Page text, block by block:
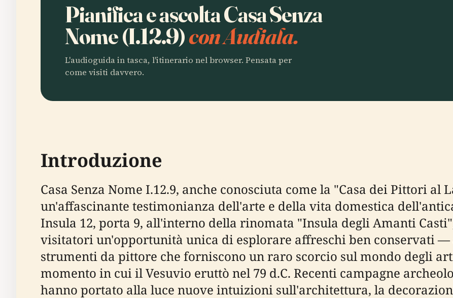
Pianifica e ascolta Casa Senza
Nome (I.12.9)con Audiala.
L'audioguida in tasca, l'itinerario nel browser. Pensata per
come visiti davvero.
Introduzione
Casa Senza Nome I.12.9, anche conosciuta come la "Casa dei Pittori al
un'affascinante testimonianza dell'arte e della vita domestica
Insula 12, porta 9, all'interno della rinomata "Insula degli Amanti
visitatori un'opportunità unica di esplorare affreschi ben conservati
strumenti da pittore che forniscono un raro scorcio sul mondo degli
momento in cui il Vesuvio eruttò nel 79 d.C. Recenti campagne
hanno portato alla luce nuove intuizioni sull'architettura, la